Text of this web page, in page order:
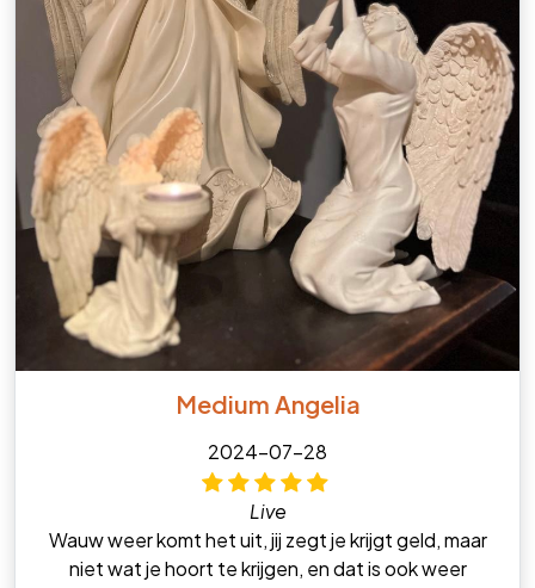
Medium Angelia
2024-07-28
Live
Wauw weer komt het uit, jij zegt je krijgt geld, maar
niet wat je hoort te krijgen, en dat is ook weer